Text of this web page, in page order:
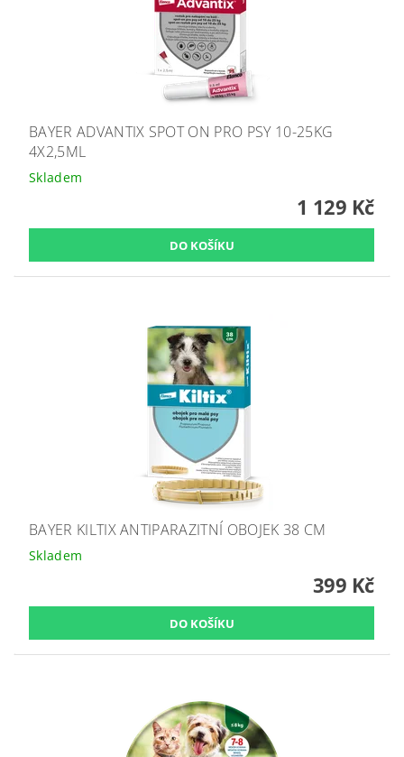
BAYER ADVANTIX SPOT ON PRO PSY 10-25KG
4X2,5ML
Skladem
1 129 Kč
BAYER KILTIX ANTIPARAZITNÍ OBOJEK 38 CM
Skladem
399 Kč